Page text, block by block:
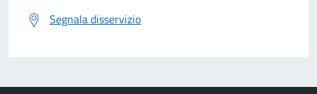
Dettagli: L'evento conclusivo della festa, una
kermesse musicale dedicata al rock.
Segnala disservizio